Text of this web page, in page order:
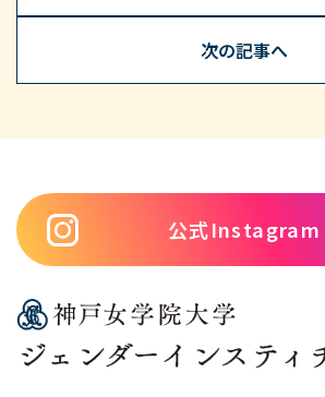
次の記事へ
公式Instagram